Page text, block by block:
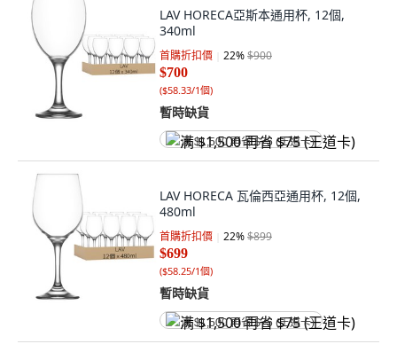
LAV HORECA亞斯本通用杯, 12個,
340ml
首購折扣價 22%$900
$700
($58.33/1個)
暫時缺貨
满 $1,500 再省 $75 (王道卡)
LAV HORECA 瓦倫西亞通用杯, 12個,
480ml
首購折扣價 22%$899
$699
($58.25/1個)
暫時缺貨
满 $1,500 再省 $75 (王道卡)